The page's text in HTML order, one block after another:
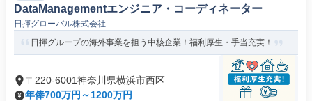
DataManagementエンジニア・コーディネーター
日揮グローバル株式会社
日揮グループの海外事業を担う中核企業！福利厚生・手当充実！
〒220-6001神奈川県横浜市西区
年俸700万円～1200万円